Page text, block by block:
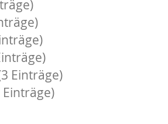
Einträge)
Einträge)